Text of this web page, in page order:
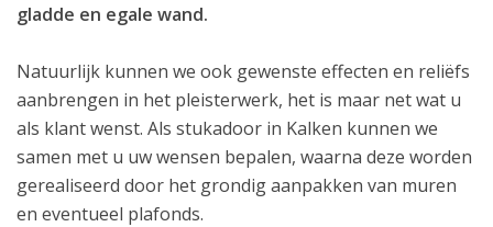
gladde en egale wand.
Natuurlijk kunnen we ook gewenste effecten en reliëfs
aanbrengen in het pleisterwerk, het is maar net wat u
als klant wenst. Als stukadoor in Kalken kunnen we
samen met u uw wensen bepalen, waarna deze worden
gerealiseerd door het grondig aanpakken van muren
en eventueel plafonds.